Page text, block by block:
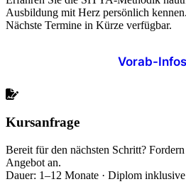
Ausbildung mit Herz persönlich kennen.
Nächste Termine in Kürze verfügbar.
Vorab-Infos
Kursanfrage
Bereit für den nächsten Schritt?
Angebot an.
Dauer: 1–12 Monate · Diplom inklusive